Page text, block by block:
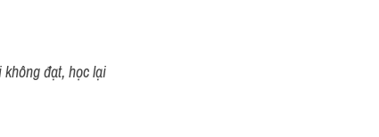
đạt, học lại